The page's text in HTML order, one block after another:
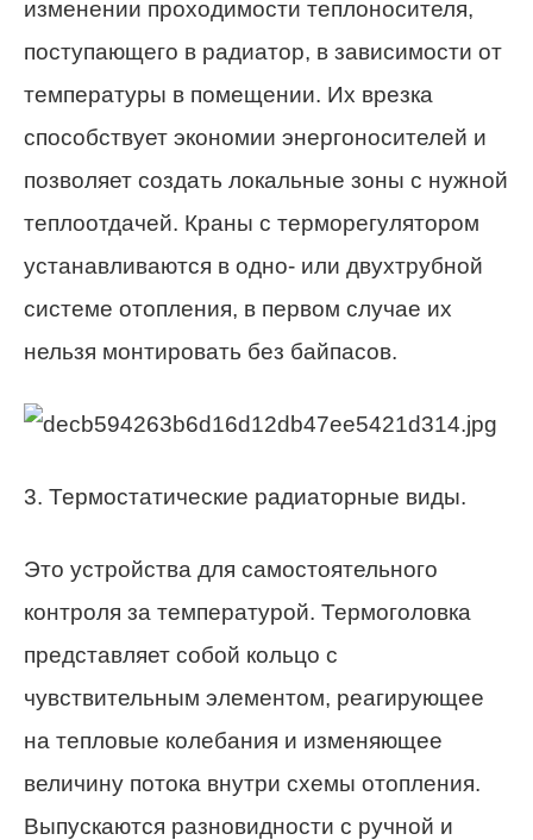
изменении проходимости теплоносителя,
поступающего в радиатор, в зависимости от
температуры в помещении. Их врезка
способствует экономии энергоносителей и
позволяет создать локальные зоны с нужной
теплоотдачей. Краны с терморегулятором
устанавливаются в одно- или двухтрубной
системе отопления, в первом случае их
нельзя монтировать без байпасов.
3. Термостатические радиаторные виды.
Это устройства для самостоятельного
контроля за температурой. Термоголовка
представляет собой кольцо с
чувствительным элементом, реагирующее
на тепловые колебания и изменяющее
величину потока внутри схемы отопления.
Выпускаются разновидности с ручной и